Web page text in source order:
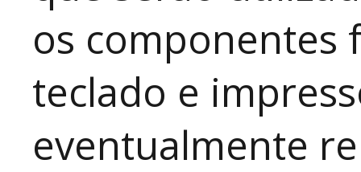
os componentes
teclado e
eventualmente